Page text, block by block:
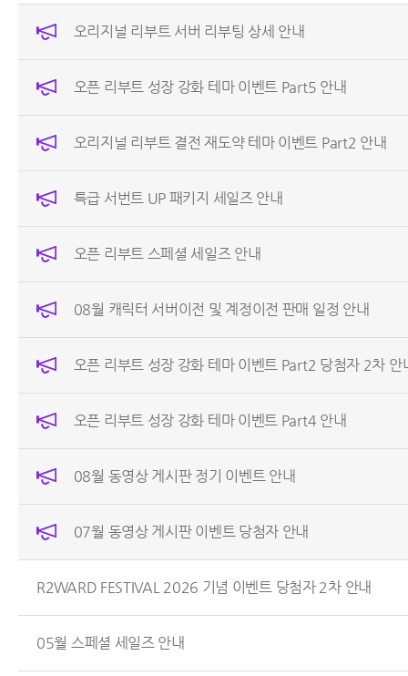
오리지널 리부트 서버 리부팅 상세 안내
오픈 리부트 성장 강화 테마 이벤트 Part5 안내
오리지널 리부트 결전 재도약 테마 이벤트 Part2 안내
특급 서번트 UP 패키지 세일즈 안내
오픈 리부트 스페셜 세일즈 안내
08월 캐릭터 서버이전 및 계정이전 판매 일정 안내
오픈 리부트 성장 강화 테마 이벤트 Part2 당첨자 2차 안
오픈 리부트 성장 강화 테마 이벤트 Part4 안내
08월 동영상 게시판 정기 이벤트 안내
07월 동영상 게시판 이벤트 당첨자 안내
R2WARD FESTIVAL 2026 기념 이벤트 당첨자 2차 안내
05월 스페셜 세일즈 안내